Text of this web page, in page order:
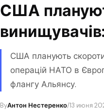
США
США планують
операцій НАТО в
флангу Альянсу.
ByАнтон Нестеренко/13 июня